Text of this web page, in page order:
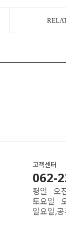
고객센터
062-
평일 오
토요일
일요일,